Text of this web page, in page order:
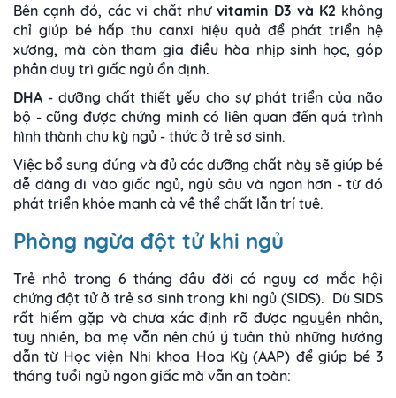
Bên cạnh đó, các vi chất nhưvitamin D3 và K2 không
chỉ giúp bé hấp thu canxi hiệu quả để phát triển hệ
xương, mà còn tham gia điều hòa nhịp sinh học, góp
phần duy trì giấc ngủ ổn định.
DHA - dưỡng chất thiết yếu cho sự phát triển của não
bộ - cũng được chứng minh có liên quan đến quá trình
hình thành chu kỳ ngủ - thức ở trẻ sơ sinh.
Việc bổ sung đúng và đủ các dưỡng chất này sẽ giúp bé
dễ dàng đi vào giấc ngủ, ngủ sâu và ngon hơn - từ đó
phát triển khỏe mạnh cả về thể chất lẫn trí tuệ.
Phòng ngừa đột tử khi ngủ
Trẻ nhỏ trong 6 tháng đầu đời có nguy cơ mắc hội
chứng đột tử ở trẻ sơ sinh trong khi ngủ (SIDS). Dù SIDS
rất hiếm gặp và chưa xác định rõ được nguyên nhân,
tuy nhiên, ba mẹ vẫn nên chú ý tuân thủ những hướng
dẫn từ Học viện Nhi khoa Hoa Kỳ (AAP) để giúp bé 3
tháng tuổi ngủ ngon giấc mà vẫn an toàn: